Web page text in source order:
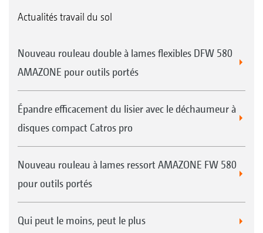
Actualités travail du sol
Nouveau rouleau double à lames flexibles DFW 580
AMAZONE pour outils portés
Épandre efficacement du lisier avec le déchaumeur à
disques compact Catros pro
Nouveau rouleau à lames ressort AMAZONE FW 580
pour outils portés
Qui peut le moins, peut le plus